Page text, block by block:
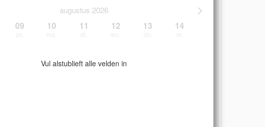
>
augustus 2026
09 10 11 12 13 14
Vul alstublieft alle velden in